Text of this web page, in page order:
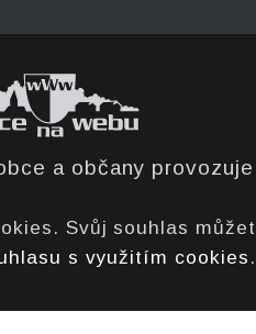
a občany
Svůj souhlas
s využitím cookies .